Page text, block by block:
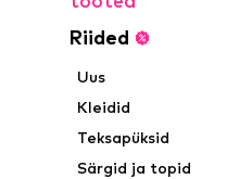
Riided
Uus
Kleidid
Teksapüksid
Särgid ja topid